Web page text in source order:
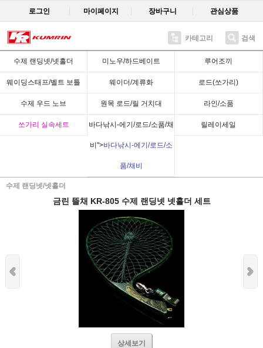
로그인 마이페이지 장바구니 관심상품
카테고리 검색
수제 랜딩넷/넷홀더 미노우/하드베이트 루어조끼
웨이딩스태프/벨트 보틀 웨이더/계류화 로드(쏘가리)
수제 우드 노브 원목 로드/릴 거치대 라인/소품
쏘가리 실속세트 바다낚시-에기/로드/소품/채
비">바다낚시-에기/로드/소
품/채비
릴레이세일
수제 랜딩넷/넷홀더
Recent
금린 뜰채 KR-805 수제 랜딩넷 넷홀더 세트
상세보기